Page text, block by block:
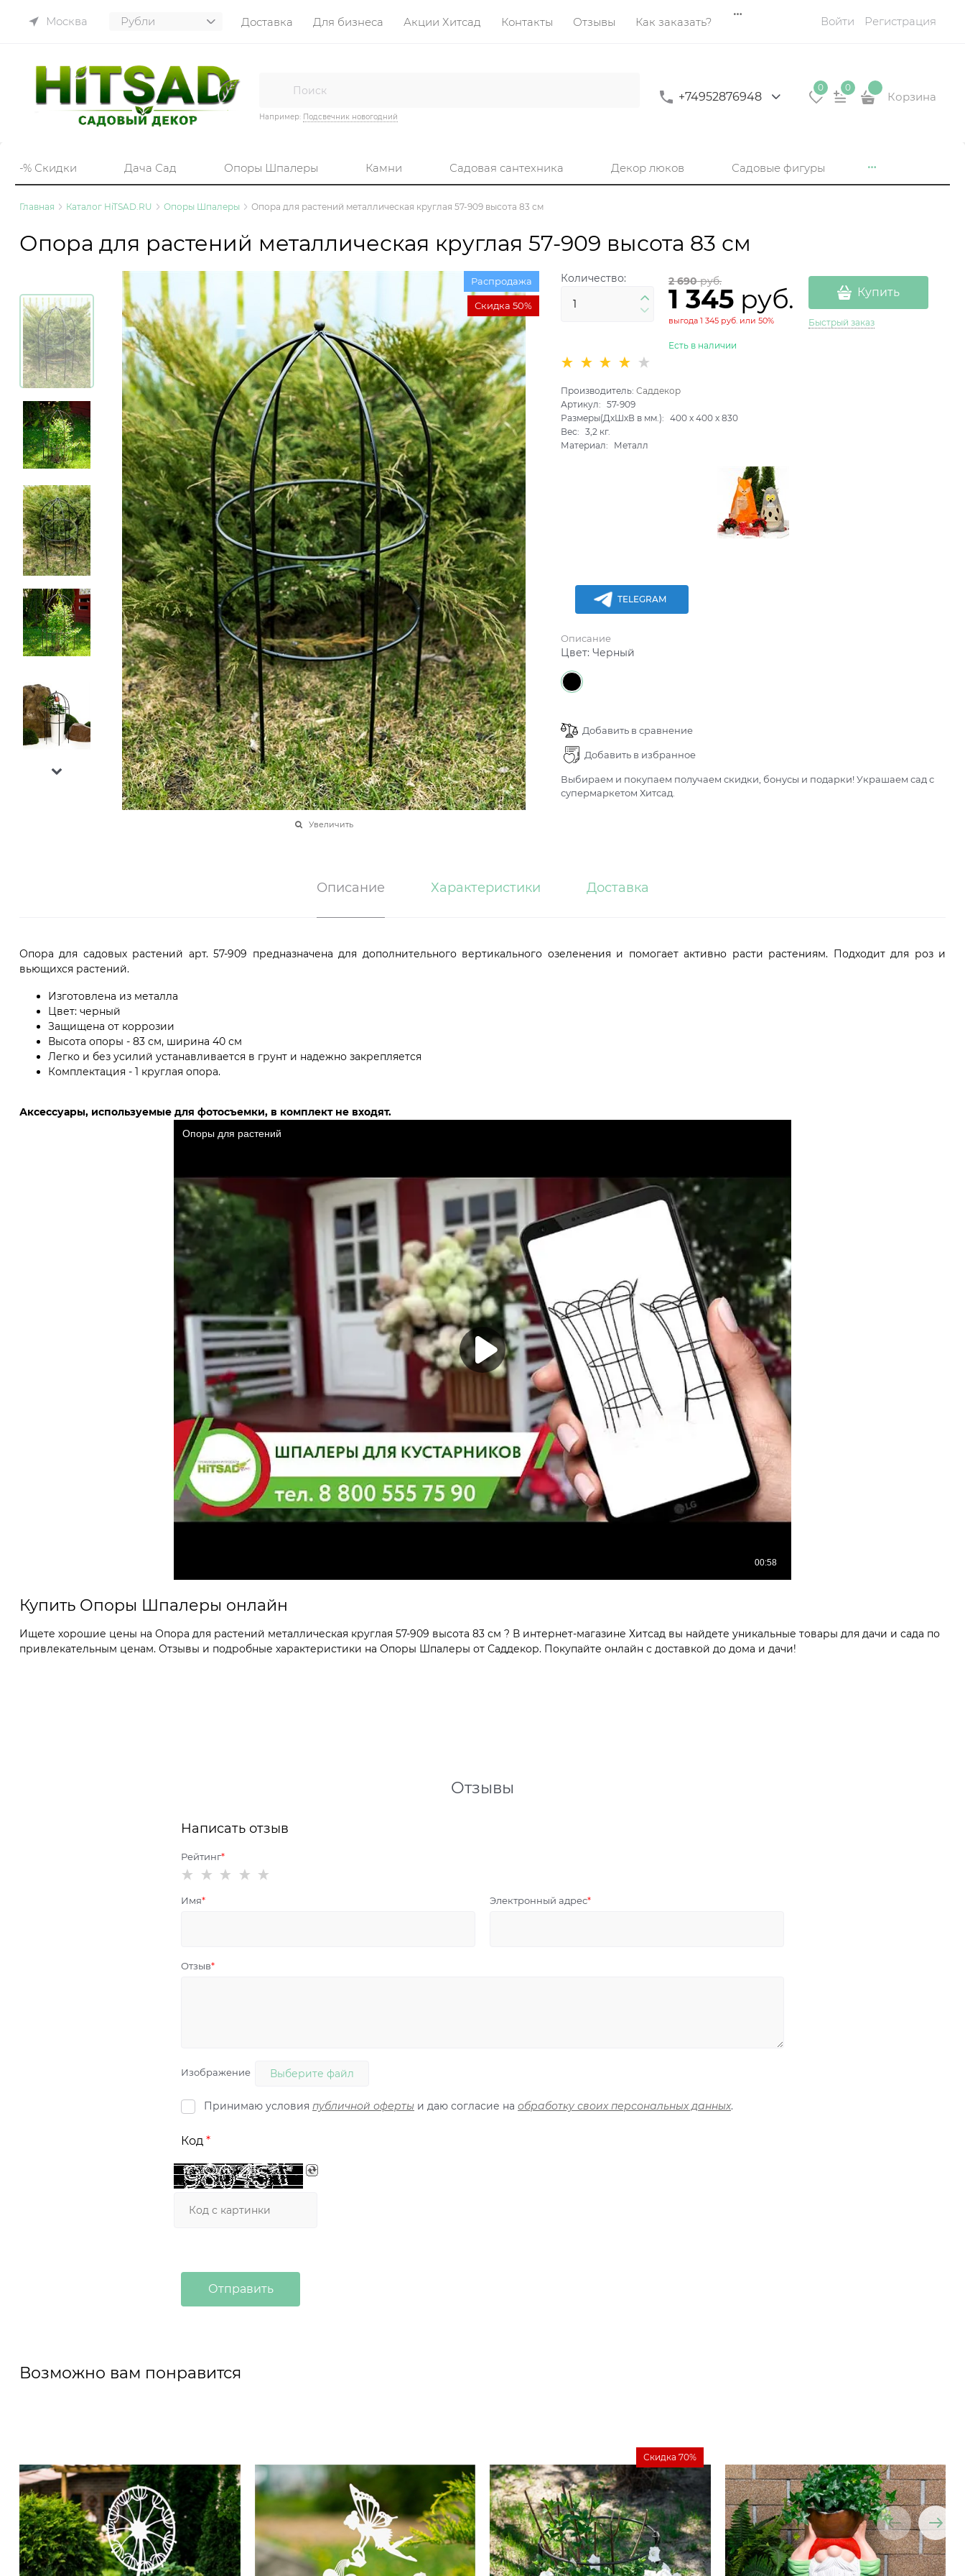
Москва Доставка Для бизнеса Акции Хитсад Контакты Отзывы Как заказать? Войти Регистрация
Например: Подсвечник новогодний
+74952876948
0 0
Корзина
-% Скидки Дача Сад Опоры Шпалеры Камни Садовая сантехника Декор люков Садовые фигуры
Главная Каталог HiTSAD.RU Опоры Шпалеры Опора для растений металлическая круглая 57-909 высота 83 см
Опора для растений металлическая круглая 57-909 высота 83 см
Распродажа
Скидка 50%
Увеличить
Количество: 2 690 руб.
1 345 руб.
выгода1 345 руб. или50%
Есть в наличии
Купить
Быстрый заказ
Производитель:Саддекор
Артикул:
57-909
Размеры(ДхШхВ в мм.):
400 x400 x830
Вес:
3,2 кг.
Материал:
Металл
TELEGRAM
Описание
Цвет:Черный
Добавить в сравнение
Добавить в избранное
Выбираем и покупаем получаем скидки, бонусы и подарки! Украшаем сад с
супермаркетом Хитсад.
Описание Характеристики Доставка
Опора для садовых растений арт. 57-909 предназначена для дополнительного вертикального озеленения и помогает активно расти растениям. Подходит для роз и
вьющихся растений.
Изготовлена из металла
Цвет: черный
Защищена от коррозии
Высота опоры - 83 см, ширина 40 см
Легко и без усилий устанавливается в грунт и надежно закрепляется
Комплектация - 1 круглая опора.
Аксессуары, используемые для фотосъемки, в комплект не входят.
Купить Опоры Шпалеры онлайн
Ищете хорошие цены на Опора для растений металлическая круглая 57-909 высота 83 см ? В интернет-магазине Хитсад вы найдете уникальные товары для дачи и сада по
привлекательным ценам. Отзывы и подробные характеристики на Опоры Шпалеры от Саддекор. Покупайте онлайн с доставкой до дома и дачи!
Отзывы
Написать отзыв
Рейтинг
Имя Электронный адрес
Отзыв
Изображение Выберите файл
Принимаю условия публичной оферты и даю согласие на обработку своих персональных данных.
Код
Возможно вам понравится
Скидка 70%